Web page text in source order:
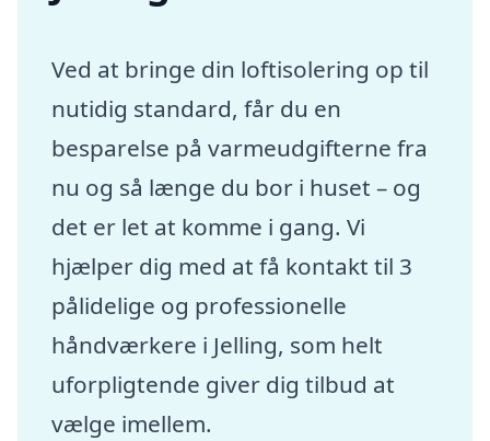
Ved at bringe din loftisolering op til
nutidig standard, får du en
besparelse på varmeudgifterne fra
nu og så længe du bor i huset – og
det er let at komme i gang. Vi
hjælper dig med at få kontakt til 3
pålidelige og professionelle
håndværkere i Jelling, som helt
uforpligtende giver dig tilbud at
vælge imellem.